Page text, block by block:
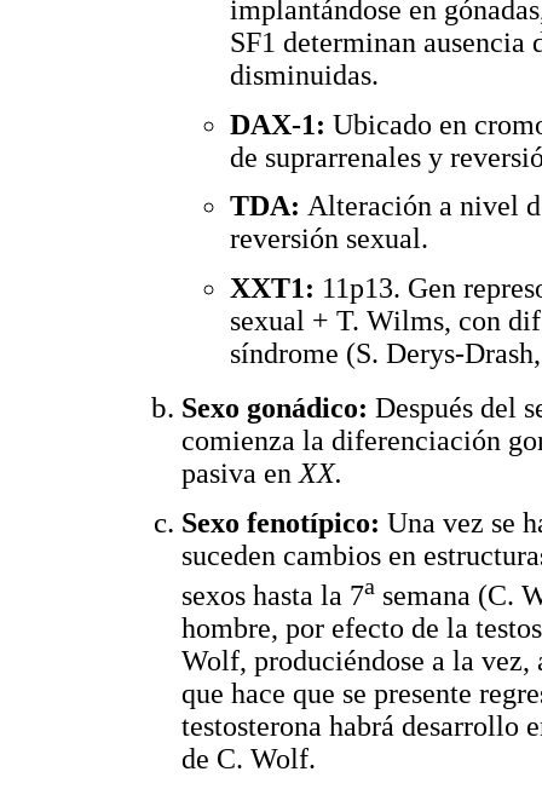
implantándose en
SF1 determinan ausencia
disminuidas.
DAX-1: Ubicado en
de suprarrenales y
TDA: Alteración a nivel
reversión sexual.
XXT1: 11p13. Gen
sexual + T. Wilms, con
síndrome (S. Derys-
Sexo gonádico: Después del
comienza la diferenciación
pasiva enXX.
Sexo fenotípico: Una vez se
suceden cambios en
sexos hasta la 7a semana (C.
hombre, por efecto de la
Wolf, produciéndose a la
que hace que se presente
testosterona habrá desarrollo
de C. Wolf.